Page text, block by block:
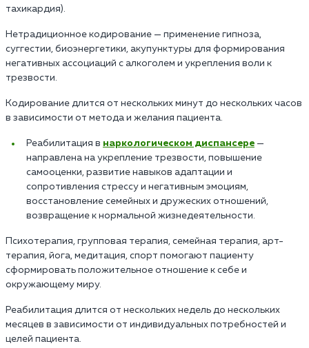
тахикардия).
Нетрадиционное кодирование — применение гипноза,
суггестии, биоэнергетики, акупунктуры для формирования
негативных ассоциаций с алкоголем и укрепления воли к
трезвости.
Кодирование длится от нескольких минут до нескольких часов
в зависимости от метода и желания пациента.
Реабилитация в наркологическом диспансере —
направлена на укрепление трезвости, повышение
самооценки, развитие навыков адаптации и
сопротивления стрессу и негативным эмоциям,
восстановление семейных и дружеских отношений,
возвращение к нормальной жизнедеятельности.
Психотерапия, групповая терапия, семейная терапия, арт-
терапия, йога, медитация, спорт помогают пациенту
сформировать положительное отношение к себе и
окружающему миру.
Реабилитация длится от нескольких недель до нескольких
месяцев в зависимости от индивидуальных потребностей и
целей пациента.